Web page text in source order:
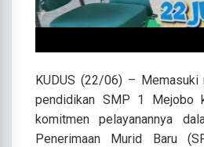
KUDUS (22/06) – Memasuki
pendidikan SMP 1 Mejobo
komitmen pelayanannya
Penerimaan Murid Baru